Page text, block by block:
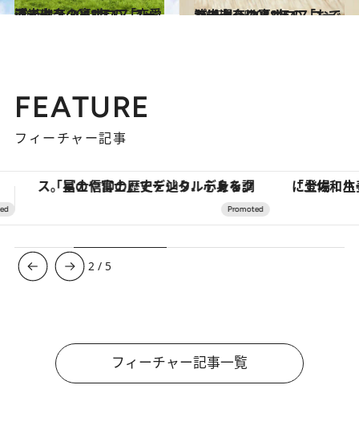
2018.4.8
流光七奈の裏ホロスコープで占う 2018年の「恋愛運」は？
ライフスタイル 2018.4.15
流光七奈の裏ホロスコープで占う 2018年の「おでかけ運」は？
ライフスタイル
FEATURE
フィーチャー記事
「土佐和ハーブかき氷」がOMO7高知に登場！生姜、山椒、大葉など目にも舌にも涼を呼ぶ郷土の味 【夏限定ディナーコース】旬を
3 / 5
フィーチャー記事一覧